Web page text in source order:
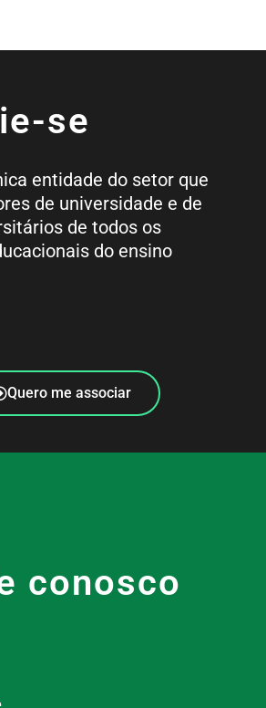
se
entidade do setor que
de universidade e de
de todos os
do ensino
Quero me associar
conosco